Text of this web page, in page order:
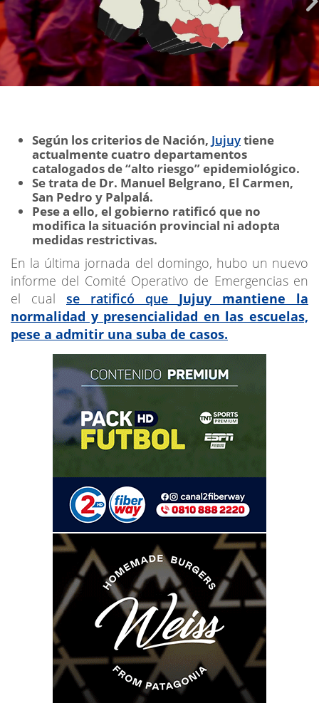
Según los criterios de Nación, Jujuytiene
actualmente cuatro departamentos
catalogados de “alto riesgo” epidemiológico.
Se trata de Dr. Manuel Belgrano, El Carmen,
San Pedro y Palpalá.
Pese a ello, el gobierno ratificó que no
modifica la situación provincial ni adopta
medidas restrictivas.
En la última jornada del domingo, hubo un nuevo
informe del Comité Operativo de Emergencias en
el cual se ratificó que Jujuy mantiene la
normalidad y presencialidad en las escuelas,
pese a admitir una suba de casos.